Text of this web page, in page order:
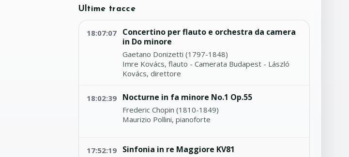
Ultime tracce
18:07:07
Concertino per flauto e orchestra da camera
in Do minore
Gaetano Donizetti (1797-1848)
Imre Kovács, flauto - Camerata Budapest - László
Kovács, direttore
18:02:39 Nocturne in fa minore No.1 Op.55
Frederic Chopin (1810-1849)
Maurizio Pollini, pianoforte
17:52:19 Sinfonia in re Maggiore KV81